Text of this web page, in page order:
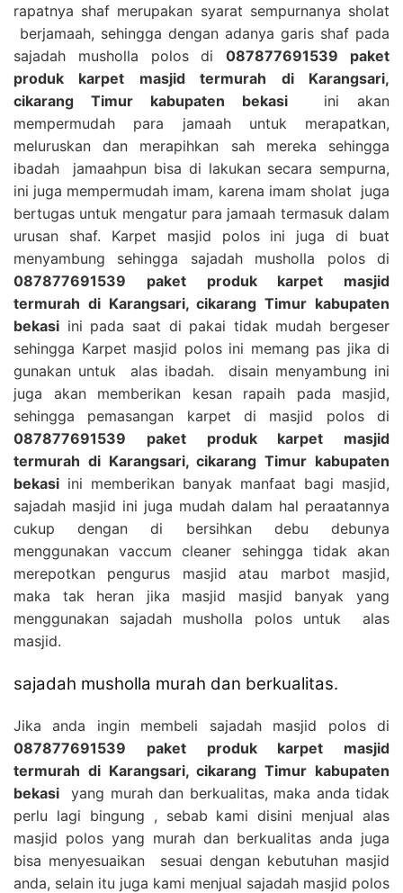
rapatnya shaf merupakan syarat sempurnanya sholat
berjamaah, sehingga dengan adanya garis shaf pada
sajadah musholla polos di087877691539 paket
produk karpet masjid termurah di Karangsari,
cikarang Timur kabupaten bekasi ini akan
mempermudah para jamaah untuk merapatkan,
meluruskan dan merapihkan sah mereka sehingga
ibadah jamaahpun bisa di lakukan secara sempurna,
ini juga mempermudah imam, karena imam sholat juga
bertugas untuk mengatur para jamaah termasuk dalam
urusan shaf. Karpet masjid polos ini juga di buat
menyambung sehingga sajadah musholla polos di
087877691539 paket produk karpet masjid
termurah di Karangsari, cikarang Timur kabupaten
bekasi ini pada saat di pakai tidak mudah bergeser
sehingga Karpet masjid polos ini memang pas jika di
gunakan untuk alas ibadah. disain menyambung ini
juga akan memberikan kesan rapaih pada masjid,
sehingga pemasangan karpet di masjid polos di
087877691539 paket produk karpet masjid
termurah di Karangsari, cikarang Timur kabupaten
bekasi ini memberikan banyak manfaat bagi masjid,
sajadah masjid ini juga mudah dalam hal peraatannya
cukup dengan di bersihkan debu debunya
menggunakan vaccum cleaner sehingga tidak akan
merepotkan pengurus masjid atau marbot masjid,
maka tak heran jika masjid masjid banyak yang
menggunakan sajadah musholla polos untuk alas
masjid.
sajadah musholla murah dan berkualitas.
Jika anda ingin membeli sajadah masjid polos di
087877691539 paket produk karpet masjid
termurah di Karangsari, cikarang Timur kabupaten
bekasi yang murah dan berkualitas, maka anda tidak
perlu lagi bingung , sebab kami disini menjual alas
masjid polos yang murah dan berkualitas anda juga
bisa menyesuaikan sesuai dengan kebutuhan masjid
anda, selain itu juga kami menjual sajadah masjid polos